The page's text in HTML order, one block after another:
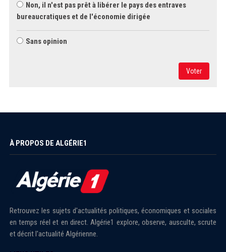
Non, il n'est pas prêt à libérer le pays des entraves
bureaucratiques et de l'économie dirigée
Sans opinion
Voter
À PROPOS DE ALGÉRIE1
Retrouvez les sujets d'actualités politiques, économiques et sociales
en temps réel et en direct. Algérie1 explore, observe, ausculte, scrute
et décrit l'actualité Algérienne.